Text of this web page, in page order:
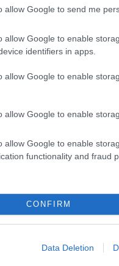
allow Google to send me
allow Google to enable
identifiers in apps.
allow Google to enable
allow Google to enable
allow Google to enable
functionality and fraud
CONFIRM
Data Deletion
He aquí
Palacio Real fue
en 1764.